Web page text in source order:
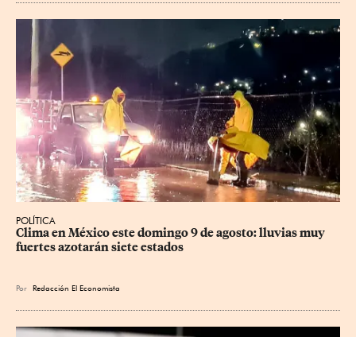
POLÍTICA
Clima en México este domingo 9 de agosto: lluvias muy
fuertes azotarán siete estados
Por Redacción El Economista